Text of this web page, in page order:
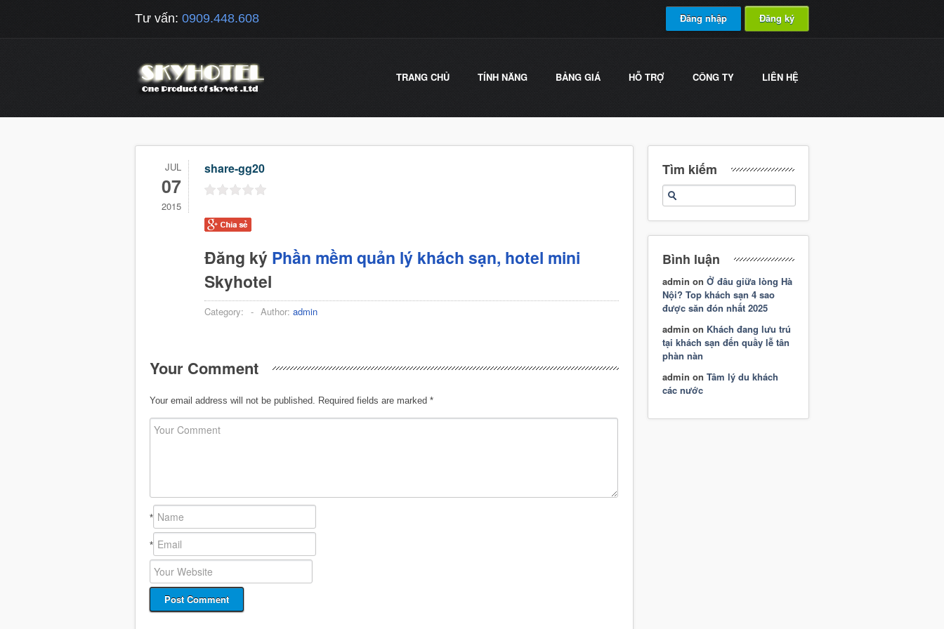
Tư vấn: 0909.448.608 Đăng nhập Đăng ký
TRANG CHỦ TÍNH NĂNG BẢNG GIÁ HỖ TRỢ CÔNG TY LIÊN HỆ
JUL
07
2015
share-gg20
Đăng ký Phần mềm quản lý khách sạn, hotel mini
Skyhotel
Category: - Author: admin
Your Comment
Your email address will not be published. Required fields are marked *
*
*
Tìm kiếm
Bình luận
admin on Ở đâu giữa lòng Hà
Nội? Top khách sạn 4 sao
được săn đón nhất 2025
admin on Khách đang lưu trú
tại khách sạn đến quầy lễ tân
phàn nàn
admin on Tâm lý du khách
các nước